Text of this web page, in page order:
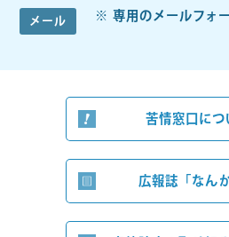
メール 専用のメールフォ
苦情窓口につ
広報誌「なん